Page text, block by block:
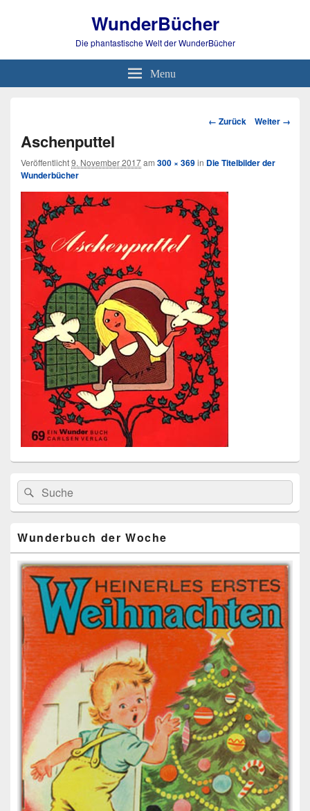
WunderBücher
Die phantastische Welt der WunderBücher
Menu
Bild-
← Zurück Weiter →
Aschenputtel
Veröffentlicht9. November 2017am 300 × 369in Die Titelbilder der
Wunderbücher
Primärer
Seitenleisten
Widget-
Bereich
Search
for:
Suche
Wunderbuch der Woche